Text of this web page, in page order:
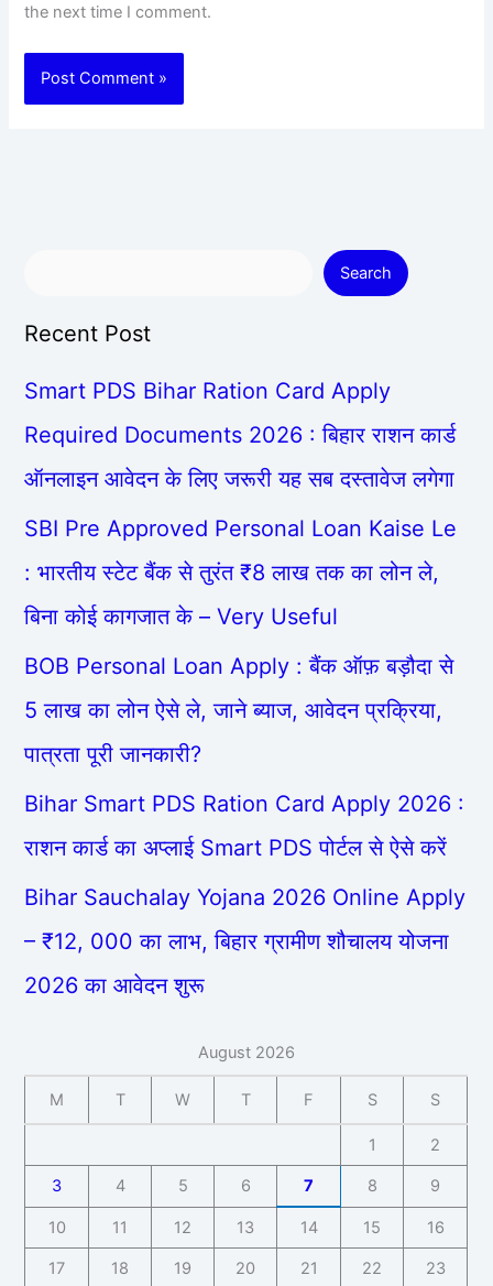
the next time I comment.
Search
Recent Post
Smart PDS Bihar Ration Card Apply
Required Documents 2026 : बिहार राशन कार्ड
ऑनलाइन आवेदन के लिए जरूरी यह सब दस्तावेज लगेगा
SBI Pre Approved Personal Loan Kaise Le
: भारतीय स्टेट बैंक से तुरंत ₹8 लाख तक का लोन ले,
बिना कोई कागजात के – Very Useful
BOB Personal Loan Apply : बैंक ऑफ़ बड़ौदा से
5 लाख का लोन ऐसे ले, जाने ब्याज, आवेदन प्रक्रिया,
पात्रता पूरी जानकारी?
Bihar Smart PDS Ration Card Apply 2026 :
राशन कार्ड का अप्लाई Smart PDS पोर्टल से ऐसे करें
Bihar Sauchalay Yojana 2026 Online Apply
– ₹12, 000 का लाभ, बिहार ग्रामीण शौचालय योजना
2026 का आवेदन शुरू
August 2026
M T W T F S S
1 2
3 4 5 6 7 8 9
10 11 12 13 14 15 16
17 18 19 20 21 22 23